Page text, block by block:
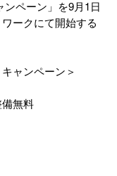
ペーン」を9月1日
ークにて開始する
ャンペーン＞
無料